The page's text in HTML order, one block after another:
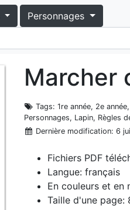
Personnages
Marcher
Tags: 1re année, 2e
Personnages, Lapin, Règles
Dernière modification: 6
Fichiers PDF
Langue: français
En couleurs et en
Taille d'une page: